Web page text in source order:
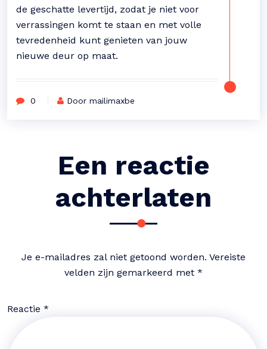
de geschatte levertijd, zodat je niet voor
verrassingen komt te staan en met volle
tevredenheid kunt genieten van jouw
nieuwe deur op maat.
0 Door mailimaxbe
Een reactie
achterlaten
Je e-mailadres zal niet getoond worden. Vereiste
velden zijn gemarkeerd met *
Reactie *